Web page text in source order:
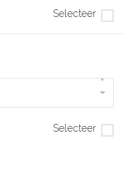
Selecteer
▾
Selecteer